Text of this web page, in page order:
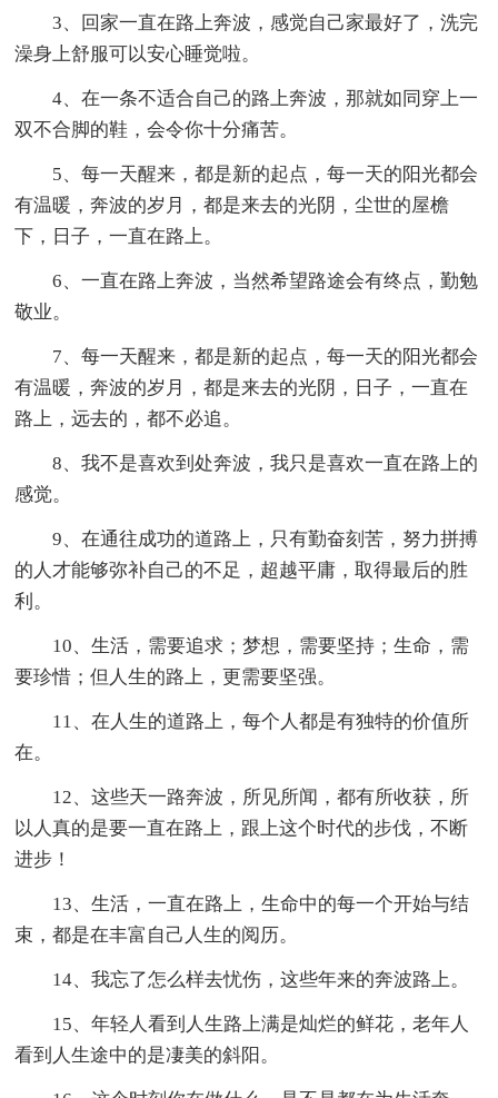
3、回家一直在路上奔波，感觉自己家最好了，洗完
澡身上舒服可以安心睡觉啦。
4、在一条不适合自己的路上奔波，那就如同穿上一
双不合脚的鞋，会令你十分痛苦。
5、每一天醒来，都是新的起点，每一天的阳光都会
有温暖，奔波的岁月，都是来去的光阴，尘世的屋檐
下，日子，一直在路上。
6、一直在路上奔波，当然希望路途会有终点，勤勉
敬业。
7、每一天醒来，都是新的起点，每一天的阳光都会
有温暖，奔波的岁月，都是来去的光阴，日子，一直在
路上，远去的，都不必追。
8、我不是喜欢到处奔波，我只是喜欢一直在路上的
感觉。
9、在通往成功的道路上，只有勤奋刻苦，努力拼搏
的人才能够弥补自己的不足，超越平庸，取得最后的胜
利。
10、生活，需要追求；梦想，需要坚持；生命，需
要珍惜；但人生的路上，更需要坚强。
11、在人生的道路上，每个人都是有独特的价值所
在。
12、这些天一路奔波，所见所闻，都有所收获，所
以人真的是要一直在路上，跟上这个时代的步伐，不断
进步！
13、生活，一直在路上，生命中的每一个开始与结
束，都是在丰富自己人生的阅历。
14、我忘了怎么样去忧伤，这些年来的奔波路上。
15、年轻人看到人生路上满是灿烂的鲜花，老年人
看到人生途中的是凄美的斜阳。